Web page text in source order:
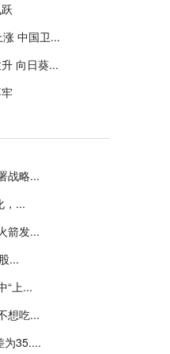
中国卫...
向日葵...
战略...
，...
箭发...
...
“上...
想吃...
为35....